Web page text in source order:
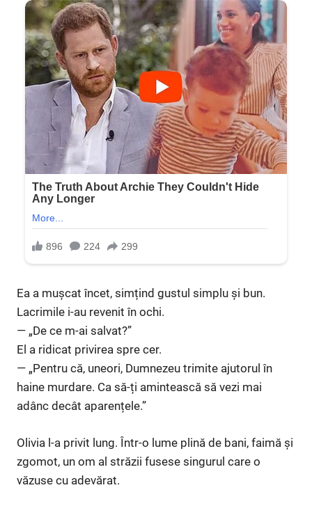
Ea a mușcat încet, simțind gustul simplu și bun.
Lacrimile i-au revenit în ochi.
— „De ce m-ai salvat?”
El a ridicat privirea spre cer.
— „Pentru că, uneori, Dumnezeu trimite ajutorul în
haine murdare. Ca să-ți amintească să vezi mai
adânc decât aparențele.”
Olivia l-a privit lung. Într-o lume plină de bani, faimă și
zgomot, un om al străzii fusese singurul care o
văzuse cu adevărat.